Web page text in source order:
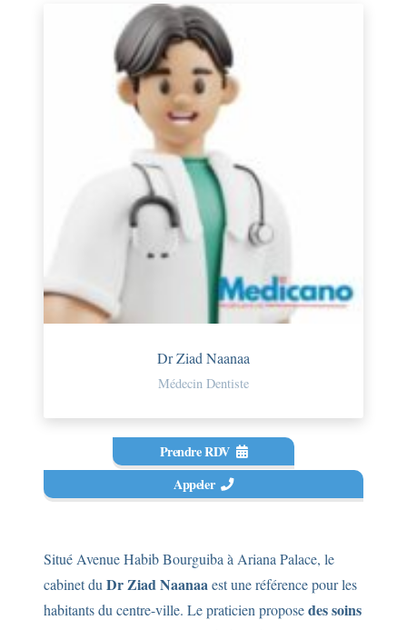
Dr Ziad Naanaa
Médecin Dentiste
Prendre RDV
Appeler
Situé Avenue Habib Bourguiba à Ariana Palace, le
cabinet du Dr Ziad Naanaaest une référence pour les
habitants du centre-ville. Le praticien proposedes soins